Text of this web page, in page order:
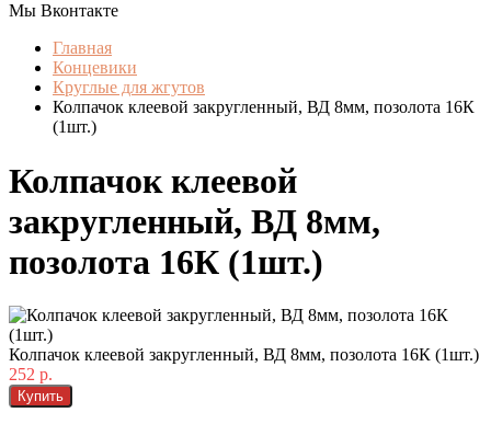
Мы Вконтакте
Главная
Концевики
Круглые для жгутов
Колпачок клеевой закругленный, ВД 8мм, позолота 16К
(1шт.)
Колпачок клеевой
закругленный, ВД 8мм,
позолота 16К (1шт.)
Колпачок клеевой закругленный, ВД 8мм, позолота 16К (1шт.)
252 р.
Купить